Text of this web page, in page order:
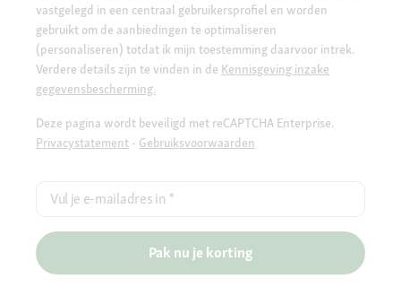
vastgelegd in een centraal gebruikersprofiel en worden
gebruikt om de aanbiedingen te optimaliseren
(personaliseren) totdat ik mijn toestemming daarvoor intrek.
Verdere details zijn te vinden in de Kennisgeving inzake
gegevensbescherming.
Deze pagina wordt beveiligd met reCAPTCHA Enterprise.
Privacystatement - Gebruiksvoorwaarden
Vul je e-mailadres in *
Pak nu je korting